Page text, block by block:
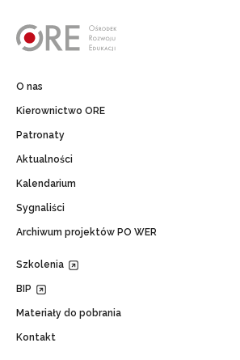
O nas
Kierownictwo ORE
Patronaty
Aktualności
Kalendarium
Sygnaliści
Archiwum projektów PO WER
Szkolenia
BIP
Materiały do pobrania
Kontakt